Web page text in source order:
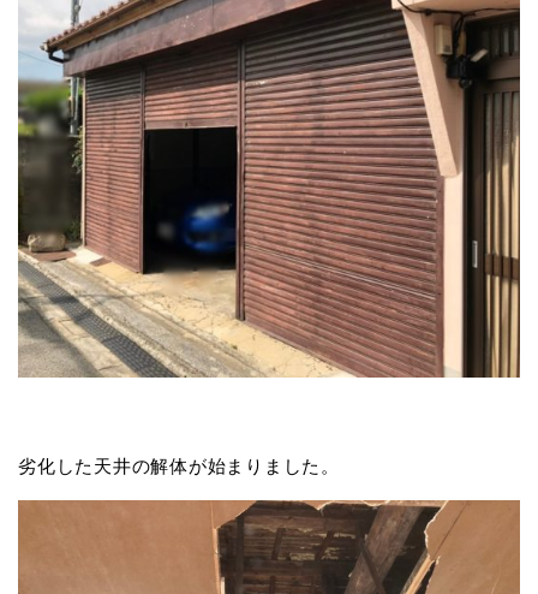
劣化した天井の解体が始まりました。